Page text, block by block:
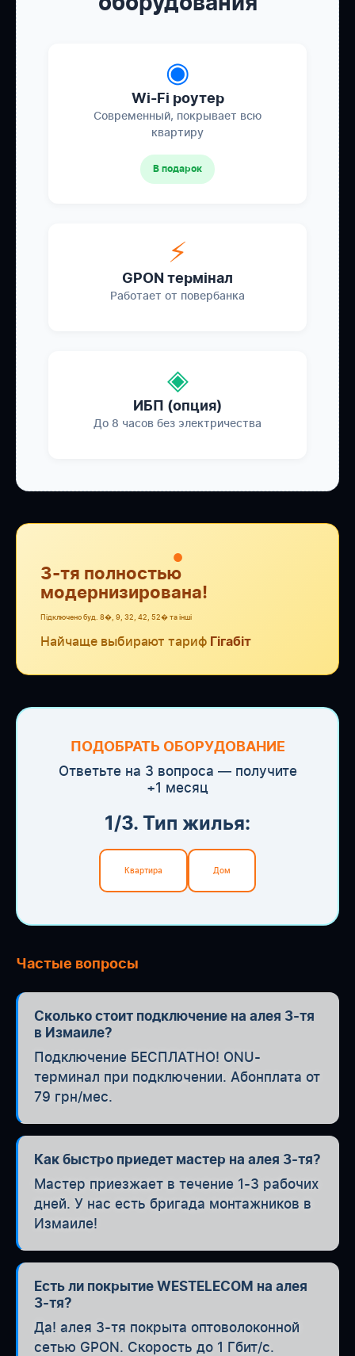
◉
Wi-Fi роутер
Современный, покрывает всю
квартиру
В подарок
⚡
GPON термінал
Работает от повербанка
◈
ИБП (опция)
До 8 часов без электричества
●
3-тя полностью
модернизирована!
Підключено буд. 8�, 9, 32, 42, 52� та інші
Найчаще выбирают тариф Гігабіт
ПОДОБРАТЬ ОБОРУДОВАНИЕ
Ответьте на 3 вопроса — получите
+1 месяц
1/3. Тип жилья:
Квартира Дом
Частые вопросы
Сколько стоит подключение на алея 3-тя
в Измаиле?
Подключение БЕСПЛАТНО! ONU-
терминал при подключении. Абонплата от
79 грн/мес.
Как быстро приедет мастер на алея 3-тя?
Мастер приезжает в течение 1-3 рабочих
дней. У нас есть бригада монтажников в
Измаиле!
Есть ли покрытие WESTELECOM на алея
3-тя?
Да! алея 3-тя покрыта оптоволоконной
сетью GPON. Скорость до 1 Гбит/с.